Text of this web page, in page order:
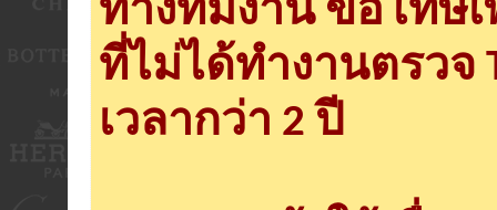
ทางทีมงาน ขอโทษ
ที่ไม่ได้ทำงานตรวจ
เวลากว่า 2 ปี